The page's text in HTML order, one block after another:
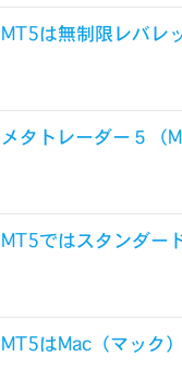
は無制限レバレ
タトレーダー５（
ではスタンダー
はMac（マック